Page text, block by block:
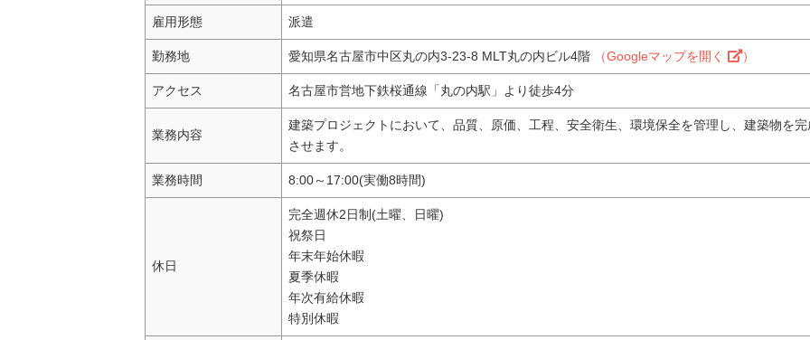
雇用形態 派遣
勤務地 愛知県名古屋市中区丸の内3-23-8 MLT丸の内ビル4階 （Googleマップを開く ）
アクセス 名古屋市営地下鉄桜通線「丸の内駅」より徒歩4分
業務内容
建築プロジェクトにおいて、品質、原価、工程、安全衛生、環境保全を管理し、建築物を完
させます。
業務時間 8:00～17:00(実働8時間)
休日
完全週休2日制(土曜、日曜)
祝祭日
年末年始休暇
夏季休暇
年次有給休暇
特別休暇